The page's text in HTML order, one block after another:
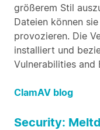
größerem Stil
Dateien können
provozieren. Die
installiert und
Vulnerabilities and
ClamAV blog
Security: